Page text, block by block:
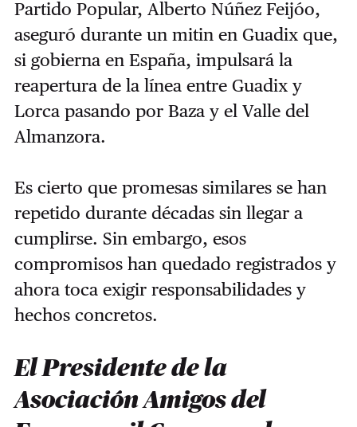
Partido Popular, Alberto Núñez Feijóo,
aseguró durante un mitin en Guadix que,
si gobierna en España, impulsará la
reapertura de la línea entre Guadix y
Lorca pasando por Baza y el Valle del
Almanzora.
Es cierto que promesas similares se han
repetido durante décadas sin llegar a
cumplirse. Sin embargo, esos
compromisos han quedado registrados y
ahora toca exigir responsabilidades y
hechos concretos.
El Presidente de la
Asociación Amigos del